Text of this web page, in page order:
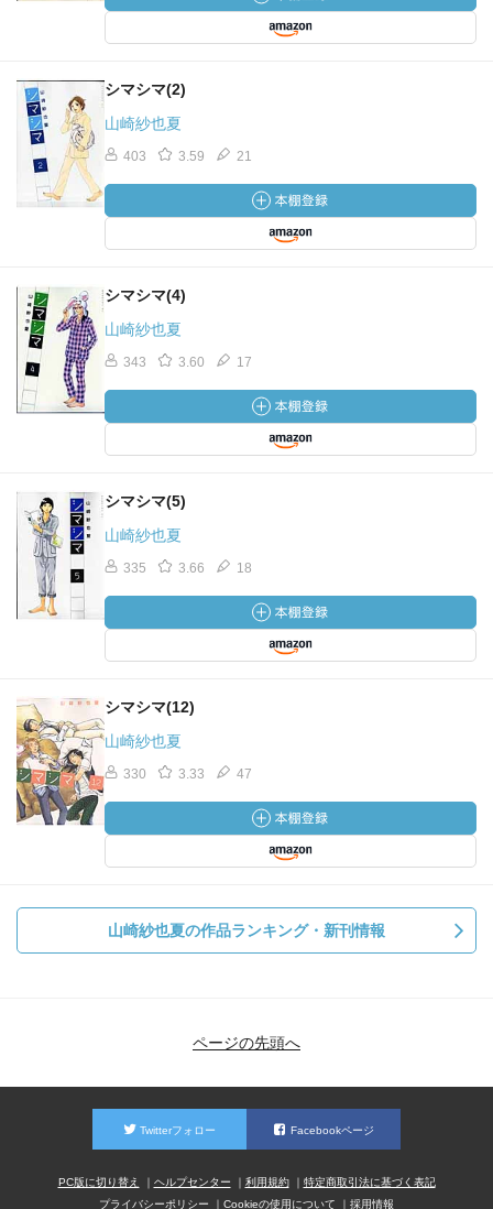
シマシマ(2)
山崎紗也夏
403 3.59 21
シマシマ(4)
山崎紗也夏
343 3.60 17
シマシマ(5)
山崎紗也夏
335 3.66 18
シマシマ(12)
山崎紗也夏
330 3.33 47
山崎紗也夏の作品ランキング・新刊情報
ページの先頭へ
Twitterフォロー Facebookページ
PC版に切り替え ヘルプセンター 利用規約
特定商取引法に基づく表記
プライバシーポリシー
Cookieの使用について 採用情報